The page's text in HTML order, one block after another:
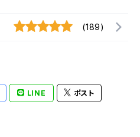
(189)
LINE ポスト